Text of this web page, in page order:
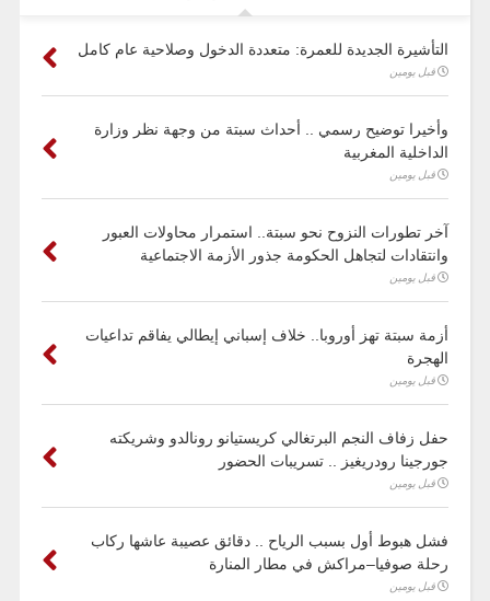
التأشيرة الجديدة للعمرة: متعددة الدخول وصلاحية عام كامل
قبل يومين
وأخيرا توضيح رسمي .. أحداث سبتة من وجهة نظر وزارة
الداخلية المغربية
قبل يومين
آخر تطورات النزوح نحو سبتة.. استمرار محاولات العبور
وانتقادات لتجاهل الحكومة جذور الأزمة الاجتماعية
قبل يومين
أزمة سبتة تهز أوروبا.. خلاف إسباني إيطالي يفاقم تداعيات
الهجرة
قبل يومين
حفل زفاف النجم البرتغالي كريستيانو رونالدو وشريكته
جورجينا رودريغيز .. تسريبات الحضور
قبل يومين
فشل هبوط أول بسبب الرياح .. دقائق عصيبة عاشها ركاب
رحلة صوفيا–مراكش في مطار المنارة
قبل يومين